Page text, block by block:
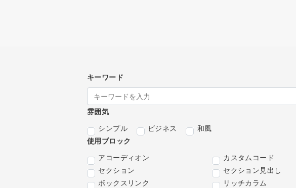
キーワード
雰囲気
シンプル
ビジネス 和風
使用ブロック
アコーディオン
カスタムコード
セクション
セクション見出し
ボックスリンク
リッチカラム